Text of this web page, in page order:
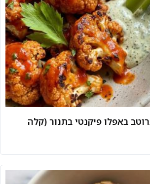
באפלו פיקנטי בתנור (קלה